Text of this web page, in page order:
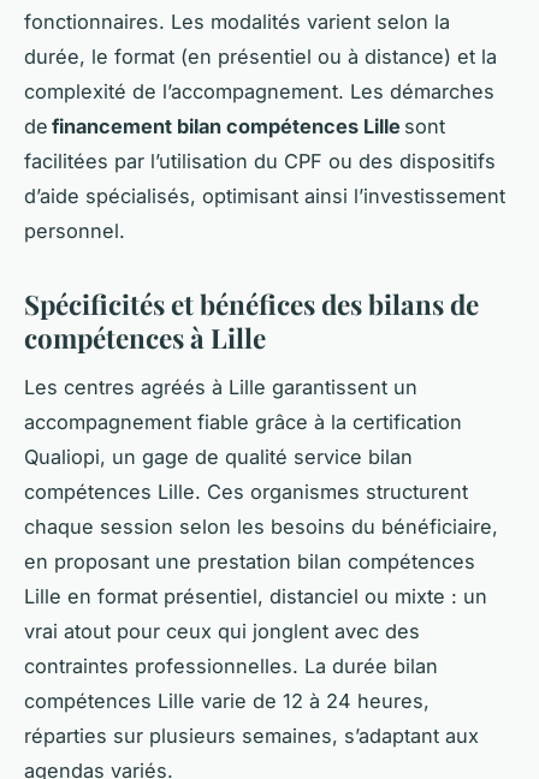
fonctionnaires. Les modalités varient selon la
durée, le format (en présentiel ou à distance) et la
complexité de l’accompagnement. Les démarches
de financement bilan compétences Lille sont
facilitées par l’utilisation du CPF ou des dispositifs
d’aide spécialisés, optimisant ainsi l’investissement
personnel.
Spécificités et bénéfices des bilans de
compétences à Lille
Les centres agréés à Lille garantissent un
accompagnement fiable grâce à la certification
Qualiopi, un gage de qualité service bilan
compétences Lille. Ces organismes structurent
chaque session selon les besoins du bénéficiaire,
en proposant une prestation bilan compétences
Lille en format présentiel, distanciel ou mixte : un
vrai atout pour ceux qui jonglent avec des
contraintes professionnelles. La durée bilan
compétences Lille varie de 12 à 24 heures,
réparties sur plusieurs semaines, s’adaptant aux
agendas variés.